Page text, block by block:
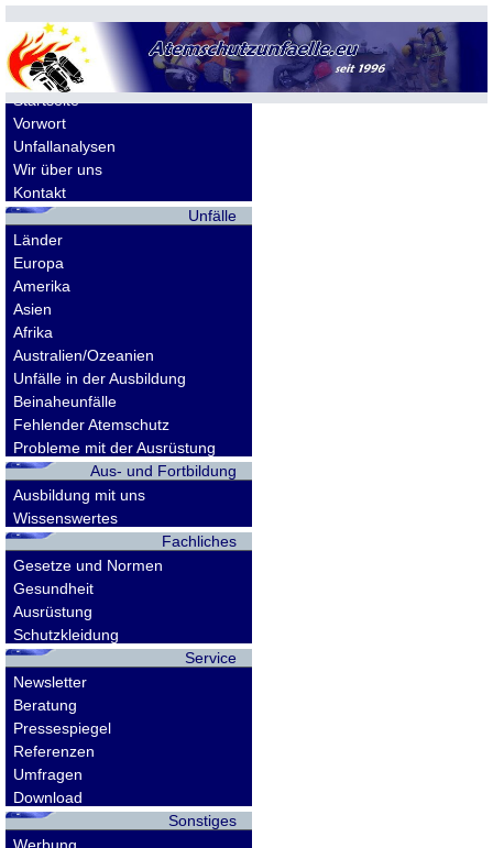
Allgemeines
Startseite
Vorwort
Unfallanalysen
Wir über uns
Kontakt
Unfälle
Länder
Europa
Amerika
Asien
Afrika
Australien/Ozeanien
Unfälle in der Ausbildung
Beinaheunfälle
Fehlender Atemschutz
Probleme mit der Ausrüstung
Aus- und Fortbildung
Ausbildung mit uns
Wissenswertes
Fachliches
Gesetze und Normen
Gesundheit
Ausrüstung
Schutzkleidung
Service
Newsletter
Beratung
Pressespiegel
Referenzen
Umfragen
Download
Sonstiges